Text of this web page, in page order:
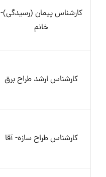
کارشناس پیمان (رسیدگی)-
خانم
کارشناس ارشد طراح برق
کارشناس طراح سازه- آقا